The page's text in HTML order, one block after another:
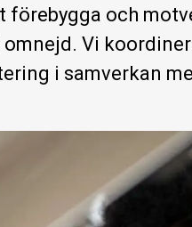
förebygga och
Vi
i samverkan